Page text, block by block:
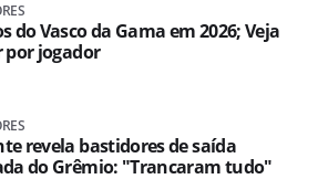
do Vasco da Gama em 2026; Veja
por jogador
revela bastidores de saída
do Grêmio: "Trancaram tudo"